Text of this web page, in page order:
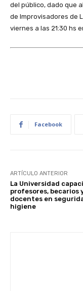
del público, dado que
de Improvisadores de
viernes a las 21:30 hs
Facebook
ARTÍCULO ANTERIOR
La Universidad
profesores, becarios
docentes en
higiene